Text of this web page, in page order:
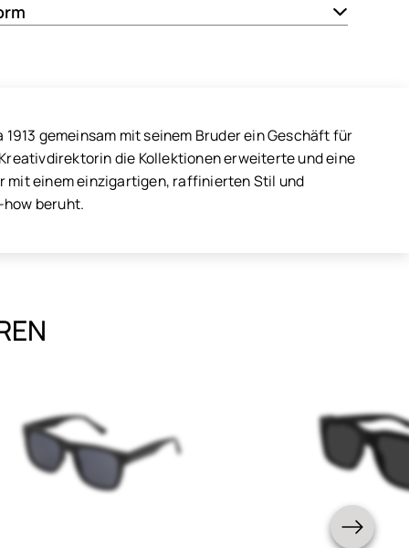
gemeinsam mit seinem Bruder ein Geschäft für
die Kollektionen erweiterte und eine
mit einem einzigartigen, raffinierten Stil und
beruht.